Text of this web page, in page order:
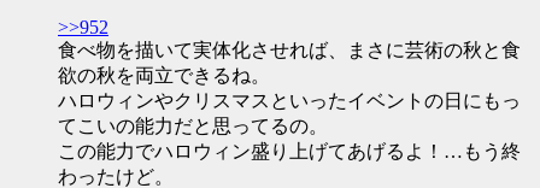
>>952
食べ物を描いて実体化させれば、まさに芸術の秋と食
欲の秋を両立できるね。
ハロウィンやクリスマスといったイベントの日にもっ
てこいの能力だと思ってるの。
この能力でハロウィン盛り上げてあげるよ！…もう終
わったけど。